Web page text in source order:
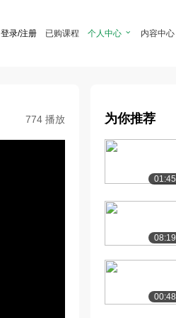
登录/注册 已购课程 个人中心  内容中心
774 播放 为你推荐
01:45
08:19
00:48